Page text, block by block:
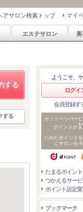
マイ
アサロン検索トップ
エステサロン
する
する
ようこそ、
ログイ
会員登録す
ホットペッパー
ポイントが
ためたポイント
にサロンを
たまるポイン
つかえるサー
ポイント設定
ブックマーク